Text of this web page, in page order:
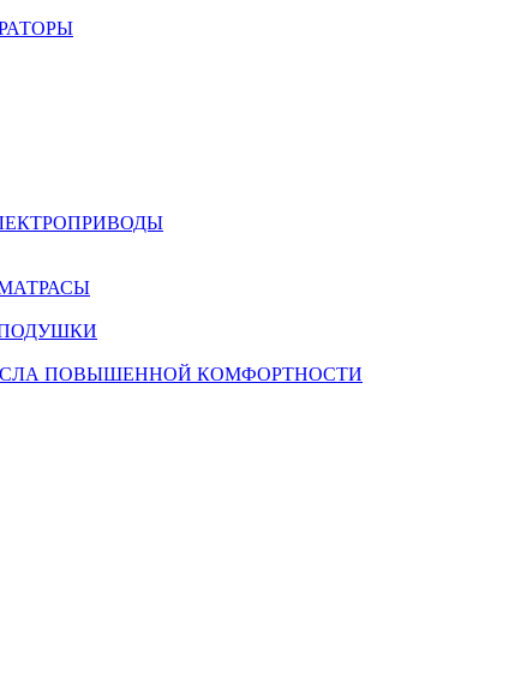
ПОВЫШЕННОЙ КОМФОРТНОСТИ